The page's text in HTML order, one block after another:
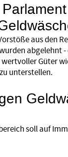
aus den
abgelehnt
Güter
unterstellen.
soll auf